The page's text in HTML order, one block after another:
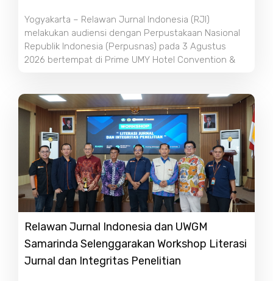
Yogyakarta – Relawan Jurnal Indonesia (RJI)
melakukan audiensi dengan Perpustakaan Nasional
Republik Indonesia (Perpusnas) pada 3 Agustus
2026 bertempat di Prime UMY Hotel Convention &
Relawan Jurnal Indonesia dan UWGM
Samarinda Selenggarakan Workshop Literasi
Jurnal dan Integritas Penelitian